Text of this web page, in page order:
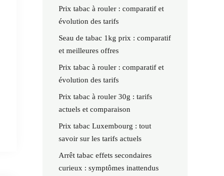
Prix tabac à rouler : comparatif et
évolution des tarifs
Seau de tabac 1kg prix : comparatif
et meilleures offres
Prix tabac à rouler : comparatif et
évolution des tarifs
Prix tabac à rouler 30g : tarifs
actuels et comparaison
Prix tabac Luxembourg : tout
savoir sur les tarifs actuels
Arrêt tabac effets secondaires
curieux : symptômes inattendus